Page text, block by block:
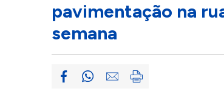
pavimentação na
semana